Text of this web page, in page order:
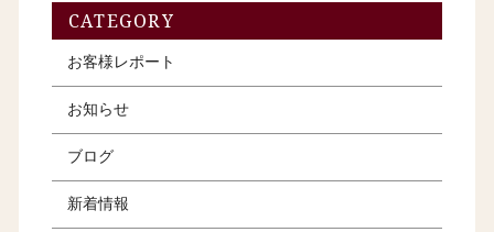
CATEGORY
お客様レポート
お知らせ
ブログ
新着情報